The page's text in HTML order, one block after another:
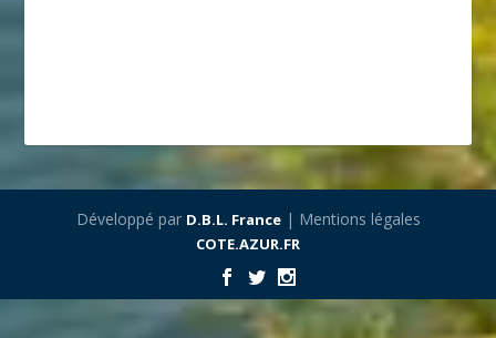
Développé par D.B.L. France| Mentions légales
COTE.AZUR.FR